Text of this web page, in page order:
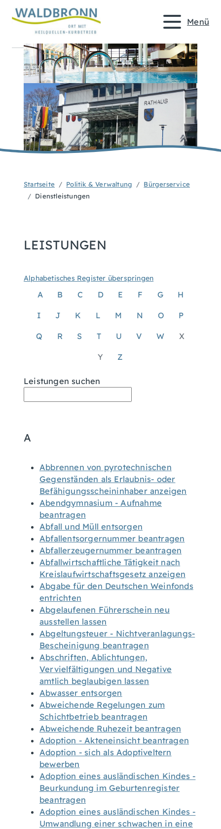
Menü
Startseite Politik & Verwaltung
Bürgerservice
Dienstleistungen
LEISTUNGEN
Alphabetisches Register überspringen
A B C D E F G H
I J K L M N O P
Q R S T U V W X
Y Z
Leistungen suchen
A
Abbrennen von pyrotechnischen
Gegenständen als Erlaubnis- oder
Befähigungsscheininhaber anzeigen
Abendgymnasium - Aufnahme
beantragen
Abfall und Müll entsorgen
Abfallentsorgernummer beantragen
Abfallerzeugernummer beantragen
Abfallwirtschaftliche Tätigkeit nach
Kreislaufwirtschaftsgesetz anzeigen
Abgabe für den Deutschen Weinfonds
entrichten
Abgelaufenen Führerschein neu
ausstellen lassen
Abgeltungsteuer - Nichtveranlagungs-
Bescheinigung beantragen
Abschriften, Ablichtungen,
Vervielfältigungen und Negative
amtlich beglaubigen lassen
Abwasser entsorgen
Abweichende Regelungen zum
Schichtbetrieb beantragen
Abweichende Ruhezeit beantragen
Adoption - Akteneinsicht beantragen
Adoption - sich als Adoptiveltern
bewerben
Adoption eines ausländischen Kindes -
Beurkundung im Geburtenregister
beantragen
Adoption eines ausländischen Kindes -
Umwandlung einer schwachen in eine